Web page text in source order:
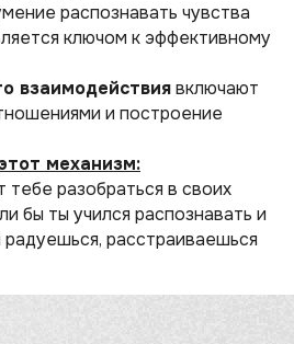
распознавать чувства
ключом к эффективному
взаимодействиявключают
и построение
механизм:
тебе разобраться в своих
бы ты учился распознавать и
расстраиваешься